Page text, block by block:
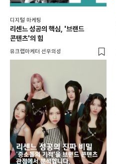
디지털 마케팅
리센느 성공의 핵심, '브랜드
콘텐츠'의 힘
유크랩마케터 선우의성